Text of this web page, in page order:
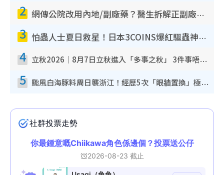
2 網傳公院改用內地/副廠藥？醫生拆解正副廠分別 揭4類人換藥隨時出事
3 怕蟲人士夏日救星！日本3COINS爆紅驅蟲神器$45起 1招「全程免觸碰」輕鬆搞定小強
4 立秋2026｜8月7日立秋進入「多事之秋」 3件事唔做得！專家教6招開運 清枱頭／銀包納氣接好運
5 颱風白海豚料周日襲浙江！經歷5次「眼牆置換」極罕見 成登陸內地最長途颱風